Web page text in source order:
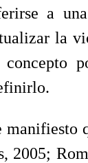
a
la
2005;